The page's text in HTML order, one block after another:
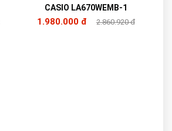
CASIO LA670WEMB-1
1.980.000 đ 2.860.920 đ